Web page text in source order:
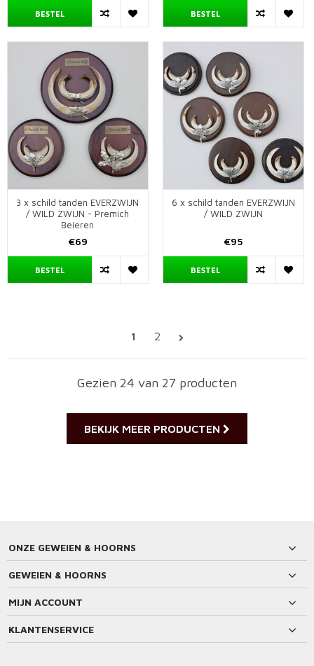
BESTEL BESTEL
3 x schild tanden EVERZWIJN
/ WILD ZWIJN - Premich
Beieren
€69
BESTEL
6 x schild tanden EVERZWIJN
/ WILD ZWIJN
€95
BESTEL
1 2
Gezien 24 van 27 producten
BEKIJK MEER PRODUCTEN
ONZE GEWEIEN & HOORNS
GEWEIEN & HOORNS
MIJN ACCOUNT
KLANTENSERVICE